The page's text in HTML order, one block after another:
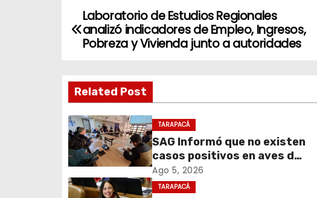
N
e
g
a
c
Laboratorio de Estudios Regionales
analizó indicadores de Empleo, Ingresos,
Pobreza y Vivienda junto a autoridades
Related Post
TARAPACÁ
SAG Informó que no existen
casos positivos en aves de
corral en Tarapacá
Ago 5, 2026
TARAPACÁ